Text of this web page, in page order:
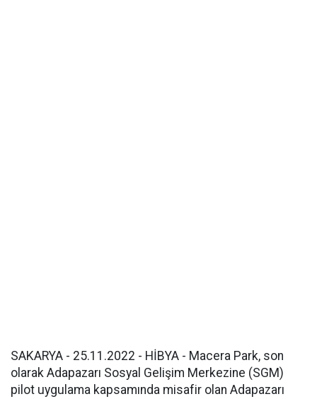
SAKARYA - 25.11.2022 - HİBYA - Macera Park, son
olarak Adapazarı Sosyal Gelişim Merkezine (SGM)
pilot uygulama kapsamında misafir olan Adapazarı